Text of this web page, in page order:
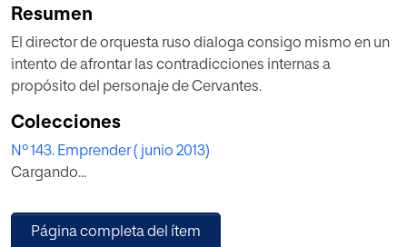
Resumen
El director de orquesta ruso dialoga consigo mismo en un
intento de afrontar las contradicciones internas a
propósito del personaje de Cervantes.
Colecciones
Nº 143. Emprender ( junio 2013)
Cargando...
Página completa del ítem